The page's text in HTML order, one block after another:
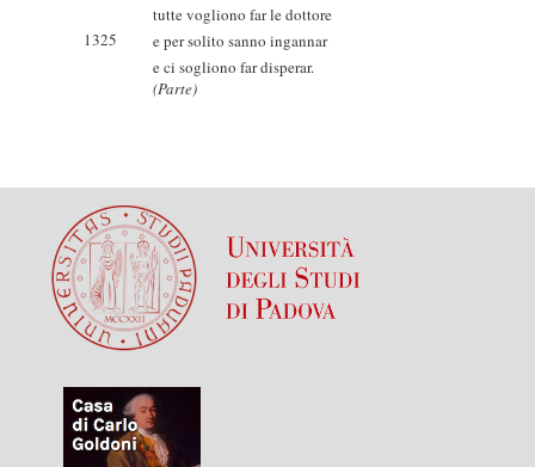
tutte vogliono far le dottore
1325
e per solito sanno ingannar
e ci sogliono far disperar.
(Parte)